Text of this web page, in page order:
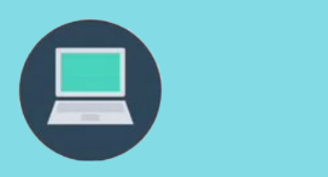
Перейти
к
содержимому